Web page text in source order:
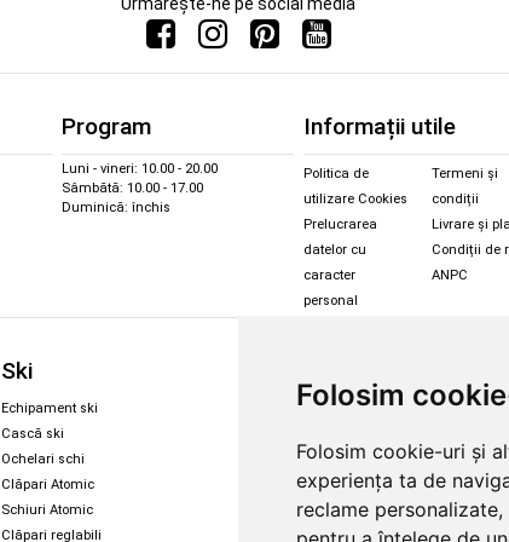
Folosim
Folosim cookie-uri și
experiența ta de
reclame
Program
Luni - vineri: 10.00 - 20.00
Sâmbătă: 10.00 - 17.00
Duminică: închis
Informații utile
Politica de
utilizare Cookies
Prelucrarea
datelor cu
caracter
personal
Termeni și
condiții
Livrare și
Condiții de
ANPC
Ski
Echipament ski
Cască ski
Ochelari schi
Clăpari Atomic
Schiuri Atomic
Clăpari reglabili
Magazin snowboard
Legături Rome SDS
Skate & longboard